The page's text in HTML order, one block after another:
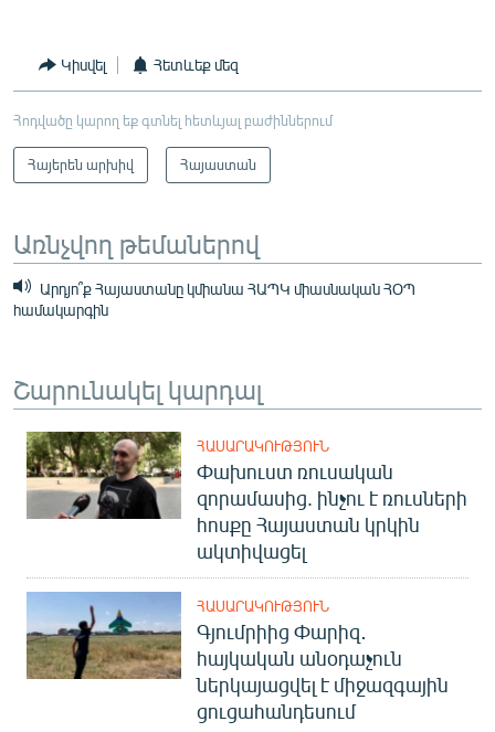
Կիսվել Հետևեք մեզ
Հոդվածը կարող եք գտնել հետևյալ բաժիններում
Հայերեն արխիվ Հայաստան
Առնչվող թեմաներով
Արդյո՞ք Հայաստանը կմիանա ՀԱՊԿ միասնական ՀՕՊ
համակարգին
Շարունակել կարդալ
ՀԱՍԱՐԱԿՈՒԹՅՈՒՆ
Փախուստ ռուսական
զորամասից. ինչու է ռուսների
հոսքը Հայաստան կրկին
ակտիվացել
ՀԱՍԱՐԱԿՈՒԹՅՈՒՆ
Գյումրիից Փարիզ․
հայկական անօդաչուն
ներկայացվել է միջազգային
ցուցահանդեսում